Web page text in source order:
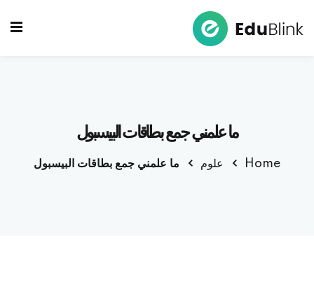
ما علمني جمع بطاقات البيسبول
Home علوم ما علمني جمع بطاقات البيسبول
Sign in